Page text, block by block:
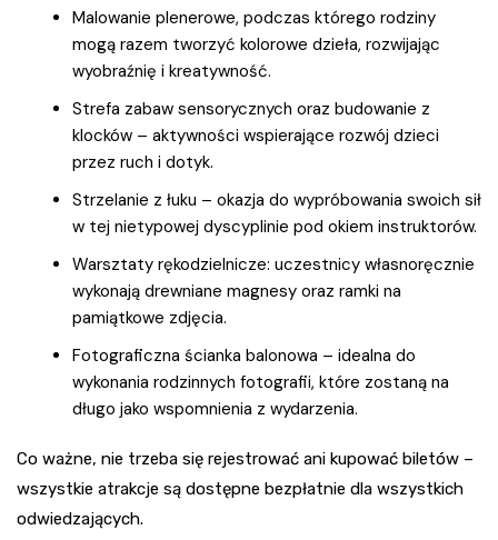
Malowanie plenerowe, podczas którego rodziny
mogą razem tworzyć kolorowe dzieła, rozwijając
wyobraźnię i kreatywność.
Strefa zabaw sensorycznych oraz budowanie z
klocków – aktywności wspierające rozwój dzieci
przez ruch i dotyk.
Strzelanie z łuku – okazja do wypróbowania swoich sił
w tej nietypowej dyscyplinie pod okiem instruktorów.
Warsztaty rękodzielnicze: uczestnicy własnoręcznie
wykonają drewniane magnesy oraz ramki na
pamiątkowe zdjęcia.
Fotograficzna ścianka balonowa – idealna do
wykonania rodzinnych fotografii, które zostaną na
długo jako wspomnienia z wydarzenia.
Co ważne, nie trzeba się rejestrować ani kupować biletów –
wszystkie atrakcje są dostępne bezpłatnie dla wszystkich
odwiedzających.